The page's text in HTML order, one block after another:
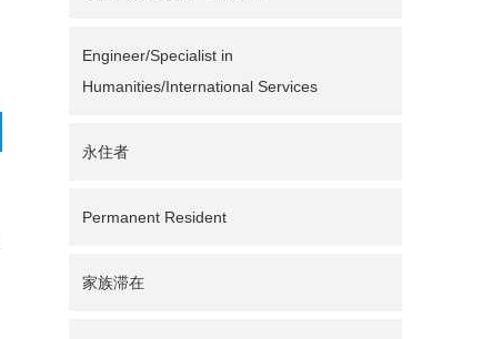
Engineer/Specialist in
Humanities/International Services
永住者
Permanent Resident
家族滞在